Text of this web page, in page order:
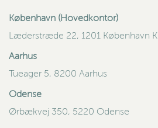
København (Hovedkontor)
Læderstræde 22, 1201 København K
Aarhus
Tueager 5, 8200 Aarhus
Odense
Ørbækvej 350, 5220 Odense